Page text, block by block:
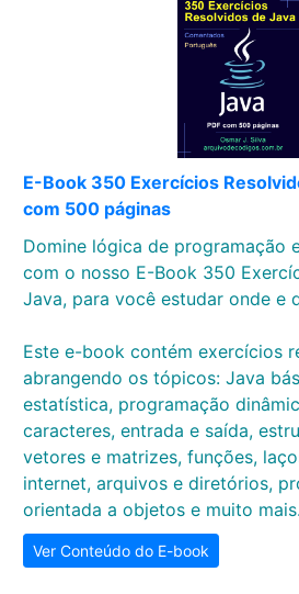
E-Book 350 Exercícios
com 500 páginas
Domine lógica de programação
com o nosso E-Book 350
Java, para você estudar onde e
Este e-book contém exercícios
abrangendo os tópicos: Java
estatística, programação
caracteres, entrada e saída,
vetores e matrizes, funções,
internet, arquivos e diretórios,
orientada a objetos e muito mais.
Ver Conteúdo do E-book